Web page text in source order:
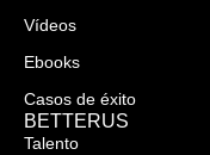
Vídeos
Ebooks
Casos de éxito
BETTERUS
Talento